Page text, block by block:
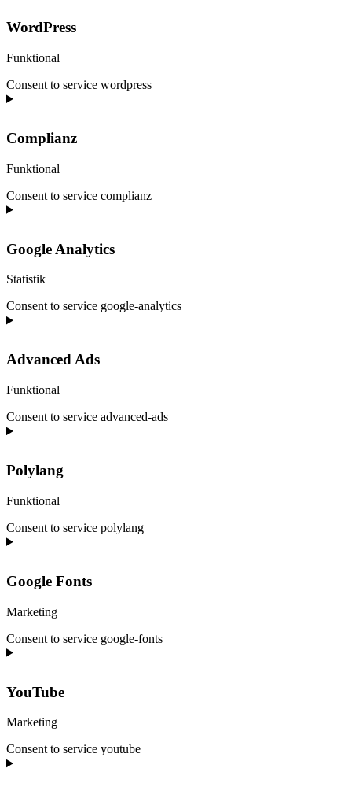
WordPress
Funktional
Consent to service wordpress
Complianz
Funktional
Consent to service complianz
Google Analytics
Statistik
Consent to service google-analytics
Advanced Ads
Funktional
Consent to service advanced-ads
Polylang
Funktional
Consent to service polylang
Google Fonts
Marketing
Consent to service google-fonts
YouTube
Marketing
Consent to service youtube